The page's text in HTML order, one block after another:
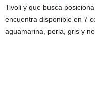
Tivoli y que busca
encuentra disponible en 7
aguamarina, perla, gris y